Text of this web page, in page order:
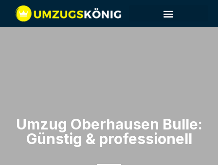
Umzug Oberhausen​ Bulle:
Günstig & professionell​